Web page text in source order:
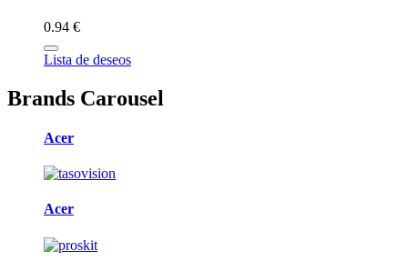
0.94 €
Lista de deseos
Brands Carousel
Acer
Acer